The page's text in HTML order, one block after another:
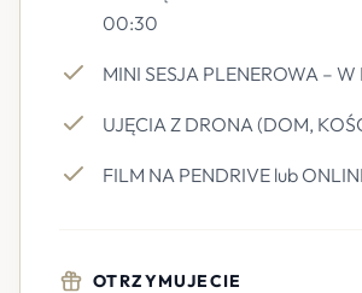
00:30
MINI SESJA PLENEROWA –
UJĘCIA Z DRONA (DOM,
FILM NA PENDRIVE lub
OTRZYMUJECIE